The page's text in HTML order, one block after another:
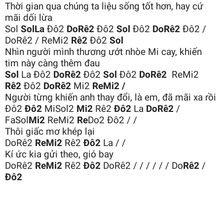
Thời gian qua chúng ta liệu sống tốt hơn, hay cứ
mãi dối lừa
Sol SolLa Đô2 DoRê2 Đô2 Sol Đô2 DoRê2 Đô2 /
DoRê2 / ReMi2 Rê2 Đô2 Sol
Nhìn người mình thương ướt nhòe Mi cay, khiến
tim này càng thêm đau
Sol La Đô2 DoRê2 Đô2 Sol Đô2 DoRê2 ReMi2
Rê2 Đô2 DoRê2 Mi2 ReMi2 /
Người từng khiến anh thay đổi, là em, đã mãi xa rồi
Đô2Đô2 MiSol2 Mi2 Rê2Đô2 La DoRê2 /
FaSol Mi2 ReMi2 ReDo2 Đô2 / /
Thôi giấc mơ khép lại
DoRê2 ReMi2 Rê2Đô2 La / /
Kí ức kia gửi theo, gió bay
DoRê2 ReMi2 Rê2Đô2 DoRê2 / / / / / / DoRê2 /
Đô2